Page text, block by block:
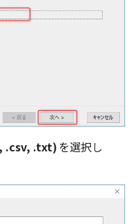
.csv, .txt)を選択し